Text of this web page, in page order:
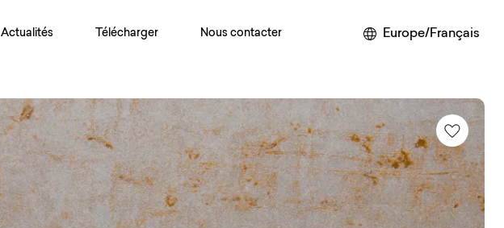
Actualités Télécharger Nous contacter Europe/Français